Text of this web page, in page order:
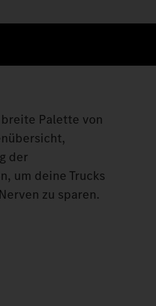
Palette von
der
um deine Trucks
zu sparen.